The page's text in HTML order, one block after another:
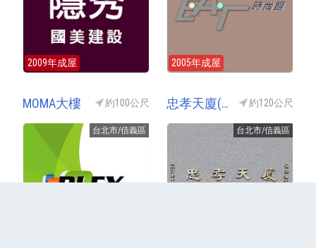
2009年成屋 2005年成屋
MOMA大樓 約100公尺
台北市/信義區
忠孝天廈(捷運共構宅-永春站) 約120公尺
台北市/信義區